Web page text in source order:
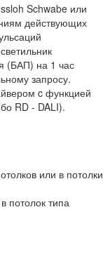
Schwabe или
действующих
(БАП) на 1 час
запросу.
c функцией
RD - DALI).
или в потолки
потолок типа